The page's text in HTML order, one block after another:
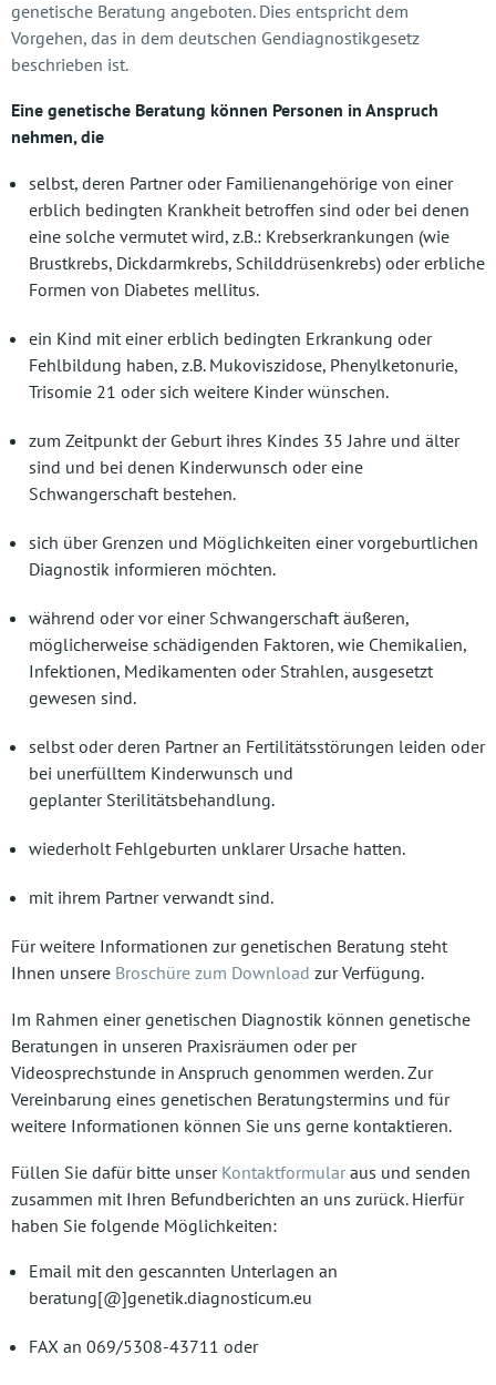
genetische Beratung angeboten. Dies entspricht dem
Vorgehen, das in dem deutschen Gendiagnostikgesetz
beschrieben ist.
Eine genetische Beratung können Personen in Anspruch
nehmen, die
selbst, deren Partner oder Familienangehörige von einer
erblich bedingten Krankheit betroffen sind oder bei denen
eine solche vermutet wird, z.B.: Krebserkrankungen (wie
Brustkrebs, Dickdarmkrebs, Schilddrüsenkrebs) oder erbliche
Formen von Diabetes mellitus.
ein Kind mit einer erblich bedingten Erkrankung oder
Fehlbildung haben, z.B. Mukoviszidose, Phenylketonurie,
Trisomie 21 oder sich weitere Kinder wünschen.
zum Zeitpunkt der Geburt ihres Kindes 35 Jahre und älter
sind und bei denen Kinderwunsch oder eine
Schwangerschaft bestehen.
sich über Grenzen und Möglichkeiten einer vorgeburtlichen
Diagnostik informieren möchten.
während oder vor einer Schwangerschaft äußeren,
möglicherweise schädigenden Faktoren, wie Chemikalien,
Infektionen, Medikamenten oder Strahlen, ausgesetzt
gewesen sind.
selbst oder deren Partner an Fertilitätsstörungen leiden oder
bei unerfülltem Kinderwunsch und
geplanter Sterilitätsbehandlung.
wiederholt Fehlgeburten unklarer Ursache hatten.
mit ihrem Partner verwandt sind.
Für weitere Informationen zur genetischen Beratung steht
Ihnen unsere Broschüre zum Download zur Verfügung.
Im Rahmen einer genetischen Diagnostik können genetische
Beratungen in unseren Praxisräumen oder per
Videosprechstunde in Anspruch genommen werden. Zur
Vereinbarung eines genetischen Beratungstermins und für
weitere Informationen können Sie uns gerne kontaktieren.
Füllen Sie dafür bitte unser Kontaktformular aus und senden
zusammen mit Ihren Befundberichten an uns zurück. Hierfür
haben Sie folgende Möglichkeiten:
Email mit den gescannten Unterlagen an
beratung[@]genetik.diagnosticum.eu
FAX an 069/5308-43711 oder